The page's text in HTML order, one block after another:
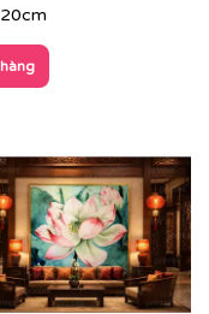
: nâng cao trải